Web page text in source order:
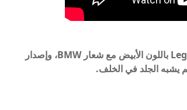
يتوفر iQOO 12 Pro وiQOO 12 في الإصدارات التالية: إصدار Legend باللون الأبيض مع شعار BMW، وإصدار